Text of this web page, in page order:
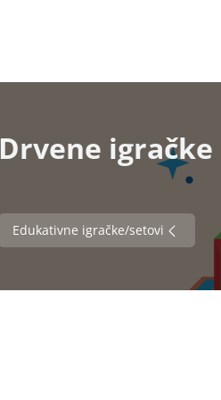
Drvene igračke
Edukativne igračke/setovi